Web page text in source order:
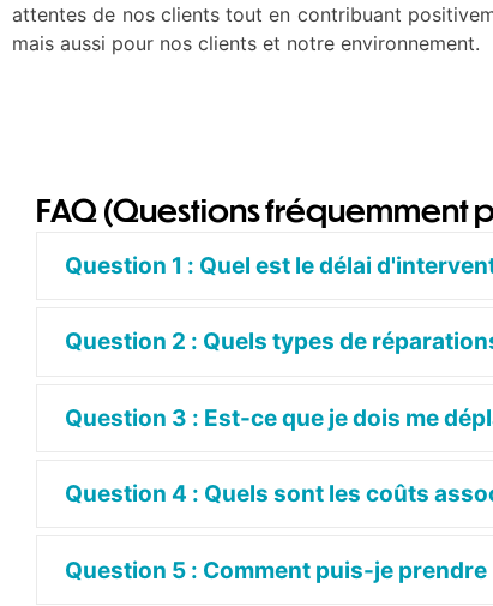
attentes de nos clients tout en contribuant
mais aussi pour nos clients et notre environnement.
FAQ (Questions fréquemment
Question 1 : Quel est le délai
Question 2 : Quels types de
Question 3 : Est-ce que je dois me
Question 4 : Quels sont les coûts
Question 5 : Comment puis-je